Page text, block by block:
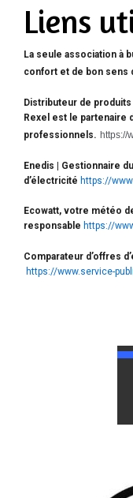
Liens
La seule association à
confort et de bon sens
Distributeur de
Rexel est le partenaire
professionnels. https://
Enedis | Gestionnaire
d’électricité https://
Ecowatt, votre météo
responsable https://
Comparateur d’offres
https://www.service-